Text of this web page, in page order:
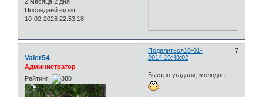
2 месяца 2 дня
Последний визит:
10-02-2026 22:53:18
Поделиться 7
10-01-
2014 16:48:02
Valer54
Администратор
Рейтинг:
Быстро угадали, молодцы